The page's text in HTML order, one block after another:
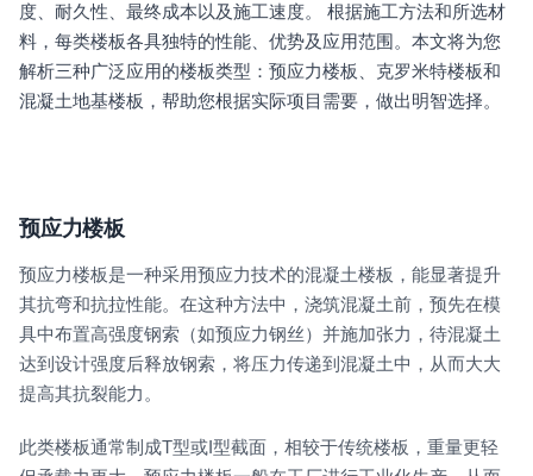
度、耐久性、最终成本以及施工速度。 根据施工方法和所选材
料，每类楼板各具独特的性能、优势及应用范围。本文将为您
解析三种广泛应用的楼板类型：预应力楼板、克罗米特楼板和
混凝土地基楼板，帮助您根据实际项目需要，做出明智选择。
预应力楼板
预应力楼板是一种采用预应力技术的混凝土楼板，能显著提升
其抗弯和抗拉性能。在这种方法中，浇筑混凝土前，预先在模
具中布置高强度钢索（如预应力钢丝）并施加张力，待混凝土
达到设计强度后释放钢索，将压力传递到混凝土中，从而大大
提高其抗裂能力。
此类楼板通常制成T型或I型截面，相较于传统楼板，重量更轻